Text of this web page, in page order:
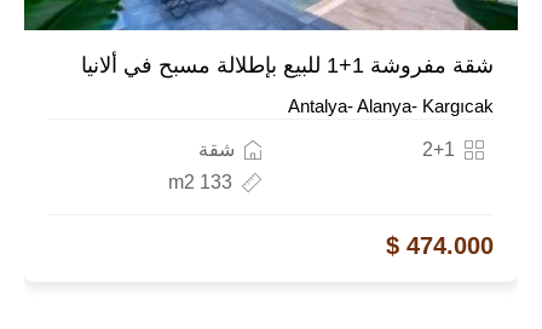
شقة مفروشة 1+1 للبيع بإطلالة مسبح في ألانيا
Antalya- Alanya- Kargıcak
شقة
2+1
133 m2
474.000 $